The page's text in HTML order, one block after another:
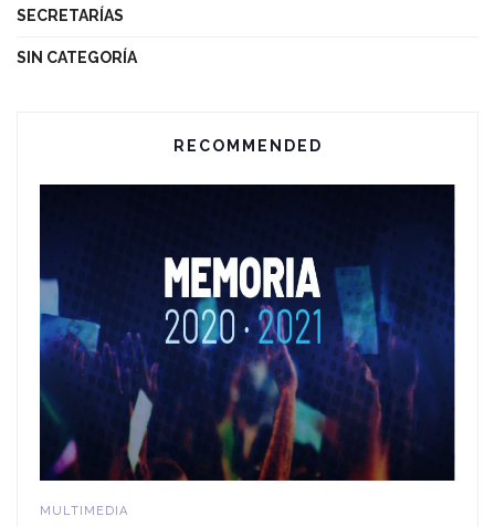
SECRETARÍAS
SIN CATEGORÍA
RECOMMENDED
MULTIMEDIA